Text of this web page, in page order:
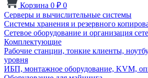
Корзина 0 ₽ 0
Серверы и вычислительные системы
Системы хранения и резервного
Сетевое оборудование и организация
Комплектующие
Рабочие станции, тонкие клиенты,
уровня
ИБП, монтажное оборудование, KVM,